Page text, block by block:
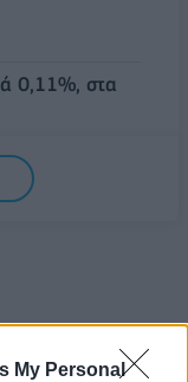
My Personal
0,11%, στα